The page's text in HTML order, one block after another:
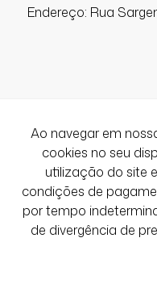
Endereço: Rua
Ao navegar em
cookies no seu
utilização do site
condições de
por tempo
de divergência de